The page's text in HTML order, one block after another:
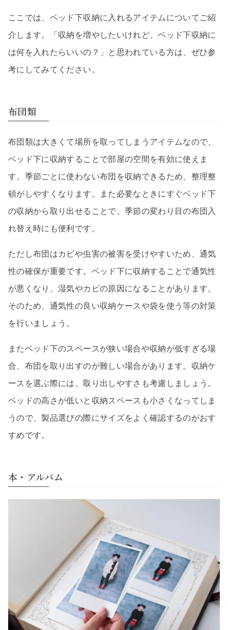
ここでは、ベッド下収納に入れるアイテムについてご紹
介します。「収納を増やしたいけれど、ベッド下収納に
は何を入れたらいいの？」と思われている方は、ぜひ参
考にしてみてください。
布団類
布団類は大きくて場所を取ってしまうアイテムなので、
ベッド下に収納することで部屋の空間を有効に使えま
す。季節ごとに使わない布団を収納できるため、整理整
頓がしやすくなります。また必要なときにすぐベッド下
の収納から取り出せることで、季節の変わり目の布団入
れ替え時にも便利です。
ただし布団はカビや虫害の被害を受けやすいため、通気
性の確保が重要です。ベッド下に収納することで通気性
が悪くなり、湿気やカビの原因になることがあります。
そのため、通気性の良い収納ケースや袋を使う等の対策
を行いましょう。
またベッド下のスペースが狭い場合や収納が低すぎる場
合、布団を取り出すのが難しい場合があります。収納ケ
ースを選ぶ際には、取り出しやすさも考慮しましょう。
ベッドの高さが低いと収納スペースも小さくなってしま
うので、製品選びの際にサイズをよく確認するのがおす
すめです。
本・アルバム